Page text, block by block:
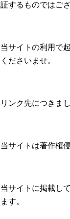
証するものではご
当サイトの利用で
くださいませ。
リンク先につきま
当サイトは著作権
当サイトに掲載し
ます。